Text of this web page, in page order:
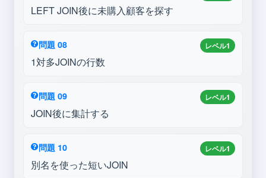
LEFT JOIN後に未購入顧客を探す
レベル1
問題 08
1対多JOINの行数
レベル1
問題 09
JOIN後に集計する
レベル1
問題 10
別名を使った短いJOIN